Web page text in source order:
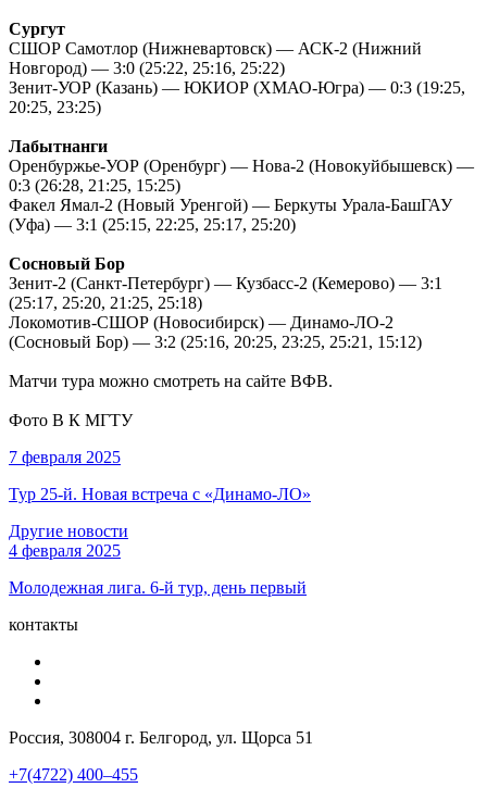
Сургут
СШОР Самотлор (Нижневартовск) — АСК-2 (Нижний
Новгород) — 3:0 (25:22, 25:16, 25:22)
Зенит-УОР (Казань) — ЮКИОР (ХМАО-Югра) — 0:3 (19:25,
20:25, 23:25)
Лабытнанги
Оренбуржье-УОР (Оренбург) — Нова-2 (Новокуйбышевск) —
0:3 (26:28, 21:25, 15:25)
Факел Ямал-2 (Новый Уренгой) — Беркуты Урала-БашГАУ
(Уфа) — 3:1 (25:15, 22:25, 25:17, 25:20)
Сосновый Бор
Зенит-2 (Санкт-Петербург) — Кузбасс-2 (Кемерово) — 3:1
(25:17, 25:20, 21:25, 25:18)
Локомотив-СШОР (Новосибирск) — Динамо-ЛО-2
(Сосновый Бор) — 3:2 (25:16, 20:25, 23:25, 25:21, 15:12)
Матчи тура можно смотреть на сайте ВФВ.
Фото В К МГТУ
7 февраля 2025
Тур 25-й. Новая встреча с «Динамо-ЛО»
Другие новости
4 февраля 2025
Молодежная лига. 6-й тур, день первый
контакты
Россия, 308004 г. Белгород, ул. Щорса 51
+7(4722) 400–455